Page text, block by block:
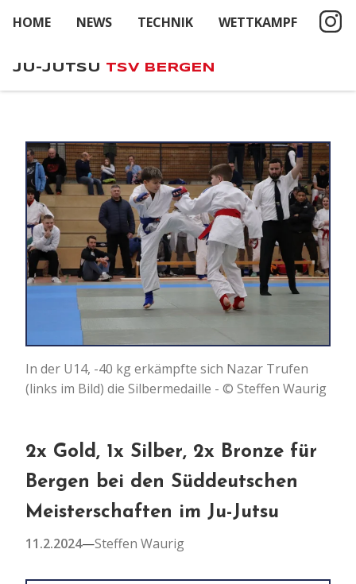
HOME NEWS TECHNIK WETTKAMPF
JU-JUTSU TSV BERGEN
In der U14, -40 kg erkämpfte sich Nazar Trufen
(links im Bild) die Silbermedaille - © Steffen Waurig
2x Gold, 1x Silber, 2x Bronze für
Bergen bei den Süddeutschen
Meisterschaften im Ju-Jutsu
11.2.2024—Steffen Waurig